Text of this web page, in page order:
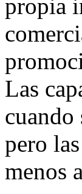
propia
Las
cuando
pero
menos